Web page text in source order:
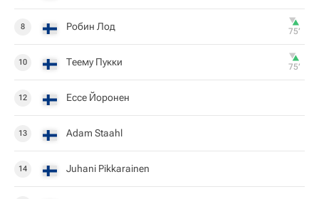
8 Робин Лод 75‎’‎
10 Теему Пукки 75‎’‎
12 Eссе Йоронен
13 Adam Staahl
14 Juhani Pikkarainen